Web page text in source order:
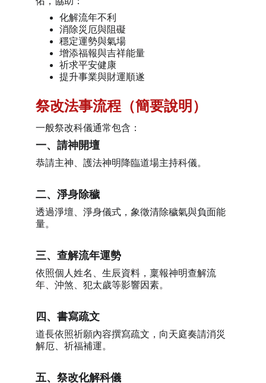
化解流年不利
消除災厄與阻礙
穩定運勢與氣場
增添福報與吉祥能量
祈求平安健康
提升事業與財運順遂
祭改法事流程（簡要說明）
一般祭改科儀通常包含：
一、請神開壇
恭請主神、護法神明降臨道場主持科儀。
二、淨身除穢
透過淨壇、淨身儀式，象徵清除穢氣與負面能
量。
三、查解流年運勢
依照個人姓名、生辰資料，稟報神明查解流
年、沖煞、犯太歲等影響因素。
四、書寫疏文
道長依照祈願內容撰寫疏文，向天庭奏請消災
解厄、祈福補運。
五、祭改化解科儀